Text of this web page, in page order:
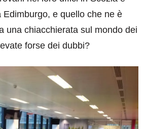
Edimburgo, e quello che ne è
una chiacchierata sul mondo dei
forse dei dubbi?